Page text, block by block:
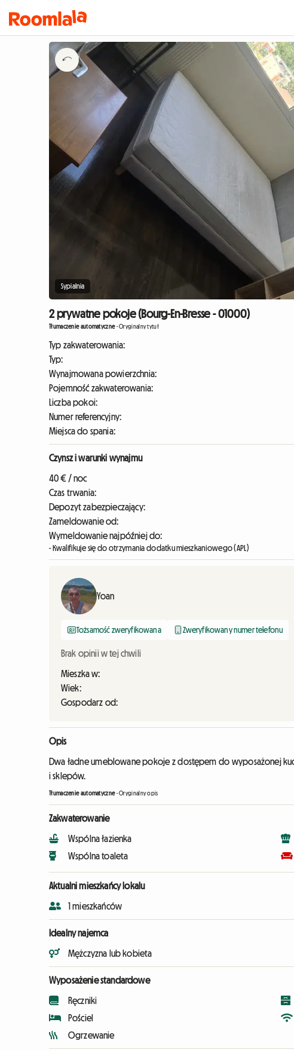
Sypialnia
2 prywatne pokoje (Bourg-En-Bresse - 01000)
Tłumaczenie automatyczne-Oryginalny tytuł
Typ zakwaterowania:
Typ:
Wynajmowana powierzchnia:
Pojemność zakwaterowania:
Liczba pokoi:
Numer referencyjny:
Miejsca do spania:
Czynsz i warunki wynajmu
40 € / noc
Czas trwania:
Depozyt zabezpieczający:
Zameldowanie od:
Wymeldowanie najpóźniej do:
- Kwalifikuje się do otrzymania dodatku mieszkaniowego (APL)
Yoan
Tożsamość zweryfikowana Zweryfikowany numer telefonu
Brak opinii w tej chwili
Mieszka w:
Wiek:
Gospodarz od:
Opis
Dwa ładne umeblowane pokoje z dostępem do wyposażonej
i sklepów.
Tłumaczenie automatyczne-Oryginalny opis
Zakwaterowanie
Wspólna łazienka
Wspólna toaleta
Aktualni mieszkańcy lokalu
1 mieszkańców
Idealny najemca
Mężczyzna lub kobieta
Wyposażenie standardowe
Ręczniki
Pościel
Ogrzewanie